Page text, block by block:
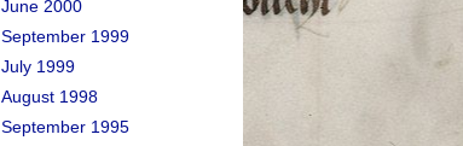
June 2000
September 1999
July 1999
August 1998
September 1995